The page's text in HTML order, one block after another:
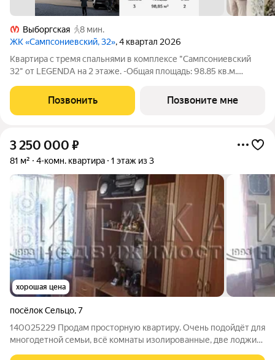
Выборгская
8 мин.
ЖК «Сампсониевский, 32», 4 квартал 2026
Квартира с тремя спальнями в комплексе "Сампсониевский
32" от LEGENDA на 2 этаже. -Общая площадь: 98.85 кв.м.
32.09 кв.м. -Высота потолков 2.7 м. Квартира - распашонка, без
проходных комнат,
Позвонить Позвоните мне
3 250 000 ₽
81 м² 4-комн. квартира 1 этаж из 3
хорошая цена
посёлок Сельцо,7
140025229 Продам просторную квартиру. Очень подойдёт для
многодетной семьи, всё комнаты изолированные, две лоджии,